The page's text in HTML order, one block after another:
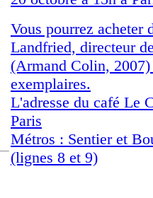
Vous pourrez acheter
Landfried, directeur
(Armand Colin,
exemplaires.
L'adresse du café Le
Paris
Métros : Sentier et
(lignes 8 et 9)